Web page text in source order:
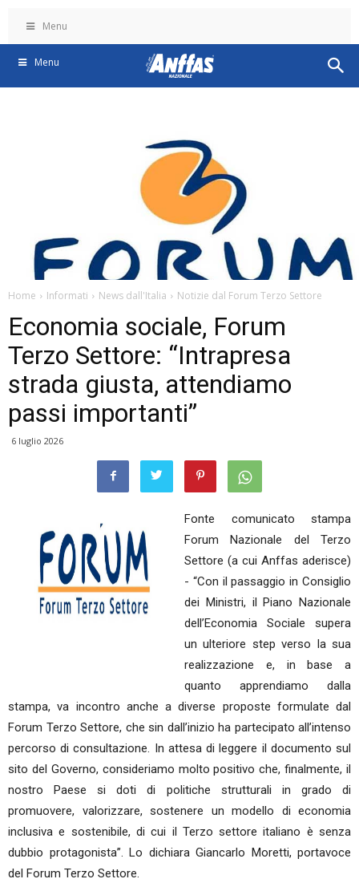
Menu
Menu
Home Informati News dall'Italia Notizie dal Forum Terzo Settore
Economia sociale, Forum
Terzo Settore: “Intrapresa
strada giusta, attendiamo
passi importanti”
6 luglio 2026
Fonte comunicato stampa
Forum Nazionale del Terzo
Settore (a cui Anffas aderisce)
- “Con il passaggio in Consiglio
dei Ministri, il Piano Nazionale
dell’Economia Sociale supera
un ulteriore step verso la sua
realizzazione e, in base a
quanto apprendiamo dalla
stampa, va incontro anche a diverse proposte formulate dal
Forum Terzo Settore, che sin dall’inizio ha partecipato all’intenso
percorso di consultazione. In attesa di leggere il documento sul
sito del Governo, consideriamo molto positivo che, finalmente, il
nostro Paese si doti di politiche strutturali in grado di
promuovere, valorizzare, sostenere un modello di economia
inclusiva e sostenibile, di cui il Terzo settore italiano è senza
dubbio protagonista”. Lo dichiara Giancarlo Moretti, portavoce
del Forum Terzo Settore.